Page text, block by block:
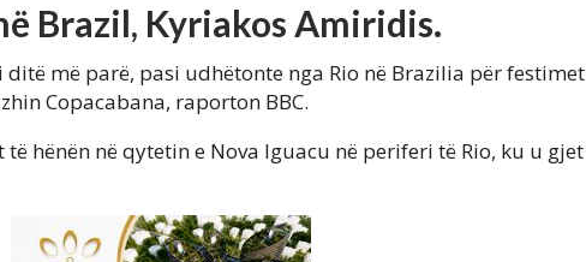
Brazil, Kyriakos Amiridis.
më parë, pasi udhëtonte nga Rio në Brazilia për festimet
Copacabana, raporton BBC.
hënën në qytetin e Nova Iguacu në periferi të Rio, ku u gjet